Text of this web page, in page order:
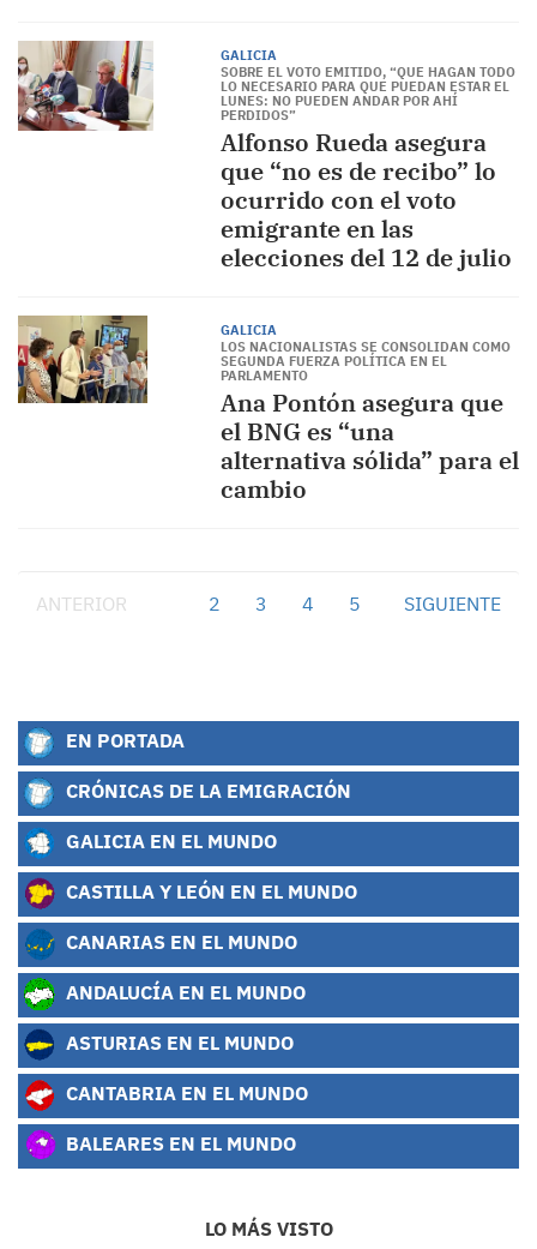
GALICIA
SOBRE EL VOTO EMITIDO, “QUE HAGAN TODO
LO NECESARIO PARA QUE PUEDAN ESTAR EL
LUNES: NO PUEDEN ANDAR POR AHÍ
PERDIDOS”
Alfonso Rueda asegura
que “no es de recibo” lo
ocurrido con el voto
emigrante en las
elecciones del 12 de julio
GALICIA
LOS NACIONALISTAS SE CONSOLIDAN COMO
SEGUNDA FUERZA POLÍTICA EN EL
PARLAMENTO
Ana Pontón asegura que
el BNG es “una
alternativa sólida” para el
cambio
ANTERIOR 2 3 4 5 SIGUIENTE
EN PORTADA
CRÓNICAS DE LA EMIGRACIÓN
GALICIA EN EL MUNDO
CASTILLA Y LEÓN EN EL MUNDO
CANARIAS EN EL MUNDO
ANDALUCÍA EN EL MUNDO
ASTURIAS EN EL MUNDO
CANTABRIA EN EL MUNDO
BALEARES EN EL MUNDO
LO MÁS VISTO